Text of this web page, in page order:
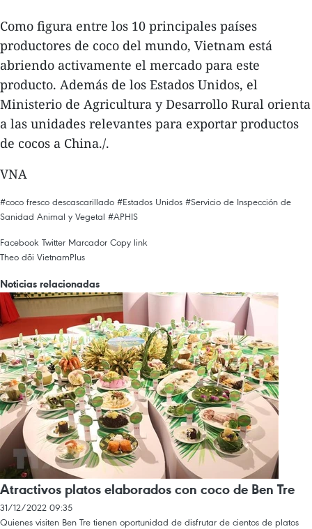
Como figura entre los 10 principales países
productores de coco del mundo, Vietnam está
abriendo activamente el mercado para este
producto. Además de los Estados Unidos, el
Ministerio de Agricultura y Desarrollo Rural orienta
a las unidades relevantes para exportar productos
de cocos a China./.
VNA
#coco fresco descascarillado #Estados Unidos #Servicio de Inspección de
Sanidad Animal y Vegetal #APHIS
Facebook Twitter Marcador Copy link
Theo dõi VietnamPlus
Noticias relacionadas
Atractivos platos elaborados con coco de Ben Tre
31/12/2022 09:35
Quienes visiten Ben Tre tienen oportunidad de disfrutar de cientos de platos